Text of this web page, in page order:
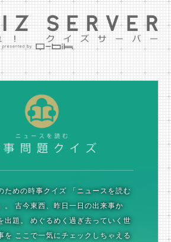
ための時事クイズ 「ニュースを読む
古今東西、昨日一日の出来事か
題。
めぐるめく過ぎ去っていく世
を ここで一気にチェックしちゃえる